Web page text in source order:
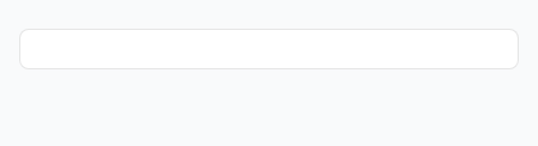
Afdelingen